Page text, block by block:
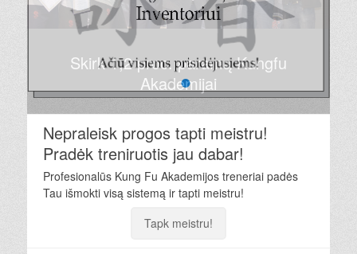
••
Nepraleisk progos tapti meistru!
Pradėk treniruotis jau dabar!
Profesionalūs Kung Fu Akademijos treneriai padės
Tau išmokti visą sistemą ir tapti meistru!
Tapk meistru!